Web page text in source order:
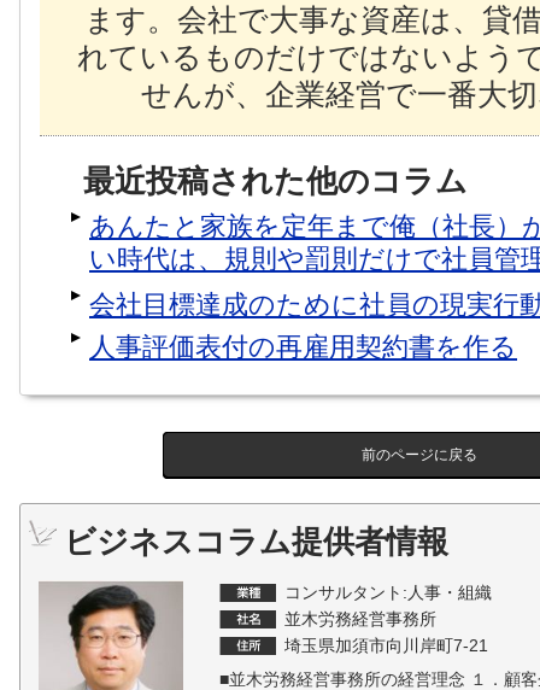
ます。会社で大事な資産は、貸
れているものだけではないよう
せんが、企業経営で一番大
最近投稿された他のコラム
あんたと家族を定年まで俺（社長）
い時代は、規則や罰則だけで社員管
会社目標達成のために社員の現実行
人事評価表付の再雇用契約書を作る
前のページに戻る
ビジネスコラム提供者情報
コンサルタント:人事・組織
並木労務経営事務所
埼玉県加須市向川岸町7-21
■並木労務経営事務所の経営理念 １．顧